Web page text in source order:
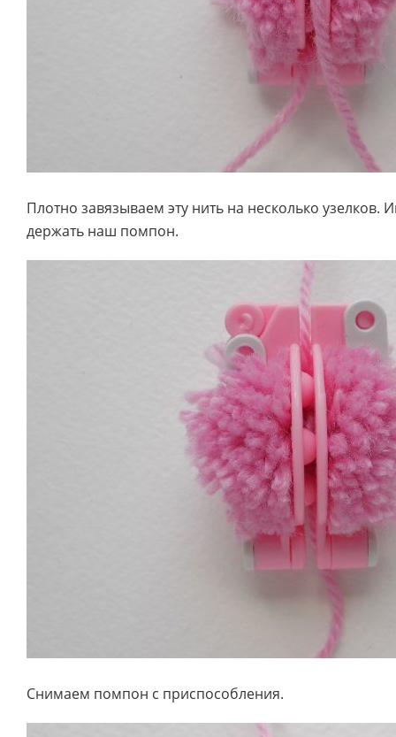
Плотно завязываем эту нить на несколько узелков.
держать наш помпон.
Снимаем помпон с приспособления.